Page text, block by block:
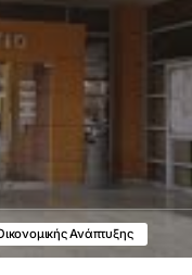
Ανάπτυξης